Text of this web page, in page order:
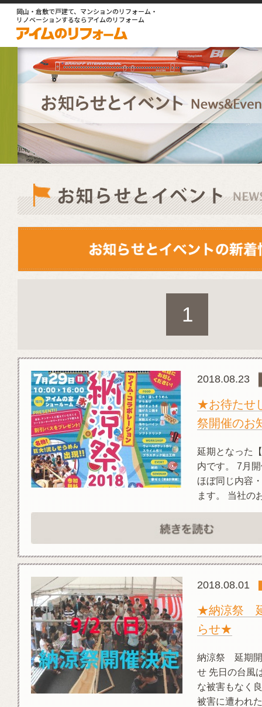
岡山・倉敷で戸建て、マンションのリフォーム・
リノベーションするならアイムのリフォーム
1
2018.08.23
★お待たせ
祭開催のお
延期となった
内です。 7月
ほぼ同じ内容
ます。 当社の
2018.08.01
★納涼祭
らせ★
納涼祭 延期開
せ 先日の台風
な被害もなく
被害に遭われ